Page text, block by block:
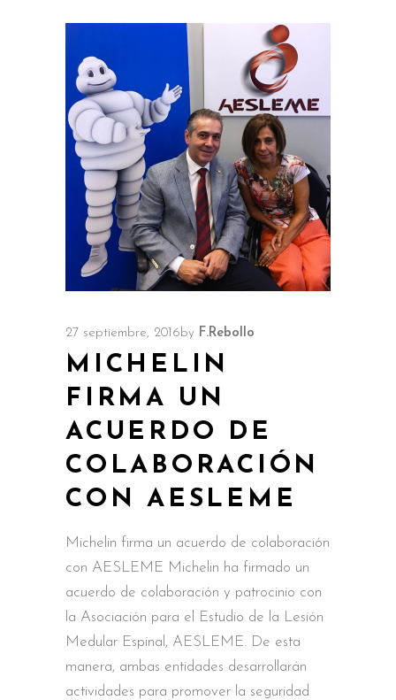
27 septiembre, 2016 by F.Rebollo
MICHELIN
FIRMA UN
ACUERDO DE
COLABORACIÓN
CON AESLEME
Michelin firma un acuerdo de colaboración
con AESLEME Michelin ha firmado un
acuerdo de colaboración y patrocinio con
la Asociación para el Estudio de la Lesión
Medular Espinal, AESLEME. De esta
manera, ambas entidades desarrollarán
actividades para promover la seguridad